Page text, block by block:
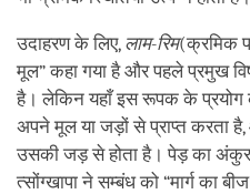
उदाहरण के लिए, लाम-रिम(क्रमिक
मूल” कहा गया है और पहले प्रमुख
है। लेकिन यहाँ इस रूपक के प्रयोग
अपने मूल या जड़ों से प्राप्त करता
उसकी जड़ से होता है। पेड़ का
त्सोंग्खापा ने सम्बंध को “मार्ग का